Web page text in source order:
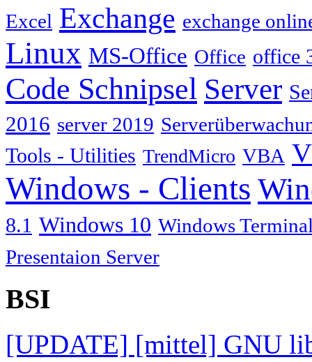
Excel Exchange exchange
Linux MS-Office Office office
Code Schnipsel Server
2016 server 2019
Tools - Utilities TrendMicro VBA
Windows - Clients
8.1 Windows 10 Windows
Presentaion Server
BSI
[UPDATE] [mittel] GNU